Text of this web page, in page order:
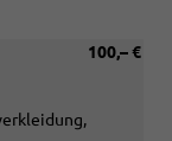
100,– €